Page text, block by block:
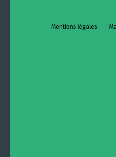
Mentions légales